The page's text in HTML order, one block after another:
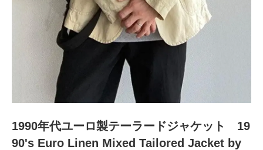
1990年代ユーロ製テーラードジャケット 19
90's Euro Linen Mixed Tailored Jacket by